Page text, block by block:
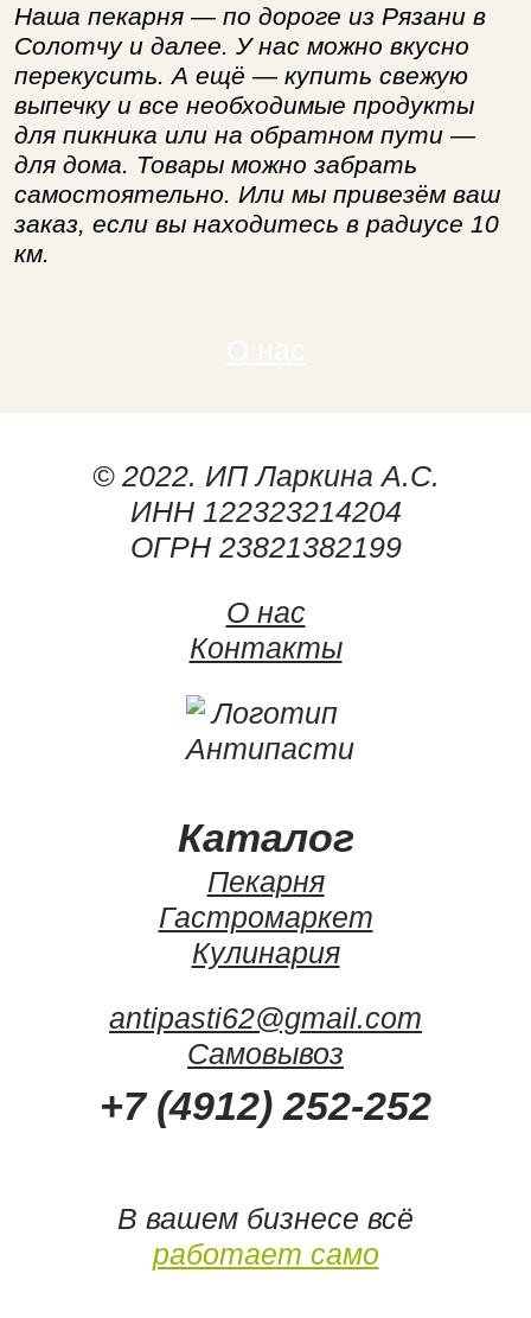
Наша пекарня — по дороге из Рязани в
Солотчу и далее. У нас можно вкусно
перекусить. А ещё — купить свежую
выпечку и все необходимые продукты
для пикника или на обратном пути —
для дома. Товары можно забрать
самостоятельно. Или мы привезём ваш
заказ, если вы находитесь в радиусе 10
км.
© 2022. ИП Ларкина А.С.
ИНН 122323214204
ОГРН 23821382199
О нас
Контакты
Каталог
Пекарня
Гастромаркет
Кулинария
+7 (4912) 252-252
antipasti62@gmail.com
Самовывоз
В вашем бизнесе всё
работает само